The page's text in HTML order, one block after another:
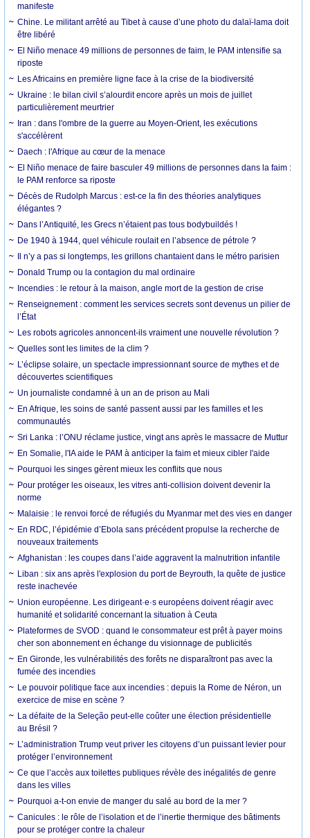
manifeste
Chine. Le militant arrêté au Tibet à cause d’une photo du dalaï-lama doit
être libéré
El Niño menace 49 millions de personnes de faim, le PAM intensifie sa
riposte
Les Africains en première ligne face à la crise de la biodiversité
Ukraine : le bilan civil s’alourdit encore après un mois de juillet
particulièrement meurtrier
Iran : dans l'ombre de la guerre au Moyen-Orient, les exécutions
s'accélèrent
Daech : l'Afrique au cœur de la menace
El Niño menace de faire basculer 49 millions de personnes dans la faim :
le PAM renforce sa riposte
Décès de Rudolph Marcus : est-ce la fin des théories analytiques
élégantes ?
Dans l’Antiquité, les Grecs n’étaient pas tous bodybuildés !
De 1940 à 1944, quel véhicule roulait en l’absence de pétrole ?
Il n’y a pas si longtemps, les grillons chantaient dans le métro parisien
Donald Trump ou la contagion du mal ordinaire
Incendies : le retour à la maison, angle mort de la gestion de crise
Renseignement : comment les services secrets sont devenus un pilier de
l’État
Les robots agricoles annoncent-ils vraiment une nouvelle révolution ?
Quelles sont les limites de la clim ?
L’éclipse solaire, un spectacle impressionnant source de mythes et de
découvertes scientifiques
Un journaliste condamné à un an de prison au Mali
En Afrique, les soins de santé passent aussi par les familles et les
communautés
Sri Lanka : l’ONU réclame justice, vingt ans après le massacre de Muttur
En Somalie, l'IA aide le PAM à anticiper la faim et mieux cibler l'aide
Pourquoi les singes gèrent mieux les conflits que nous
Pour protéger les oiseaux, les vitres anti-collision doivent devenir la
norme
Malaisie : le renvoi forcé de réfugiés du Myanmar met des vies en danger
En RDC, l’épidémie d’Ebola sans précédent propulse la recherche de
nouveaux traitements
Afghanistan : les coupes dans l’aide aggravent la malnutrition infantile
Liban : six ans après l'explosion du port de Beyrouth, la quête de justice
reste inachevée
Union européenne. Les dirigeant·e·s européens doivent réagir avec
humanité et solidarité concernant la situation à Ceuta
Plateformes de SVOD : quand le consommateur est prêt à payer moins
cher son abonnement en échange du visionnage de publicités
En Gironde, les vulnérabilités des forêts ne disparaîtront pas avec la
fumée des incendies
Le pouvoir politique face aux incendies : depuis la Rome de Néron, un
exercice de mise en scène ?
La défaite de la Seleção peut-elle coûter une élection présidentielle
au Brésil ?
L’administration Trump veut priver les citoyens d’un puissant levier pour
protéger l’environnement
Ce que l’accès aux toilettes publiques révèle des inégalités de genre
dans les villes
Pourquoi a-t-on envie de manger du salé au bord de la mer ?
Canicules : le rôle de l’isolation et de l’inertie thermique des bâtiments
pour se protéger contre la chaleur